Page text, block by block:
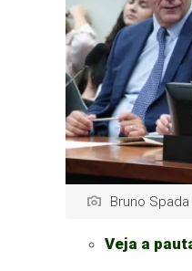
Bruno
Veja a